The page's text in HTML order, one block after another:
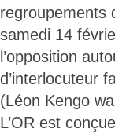
regroupements
samedi 14
l’opposition
d’interlocuteur
(Léon Kengo
L’OR est